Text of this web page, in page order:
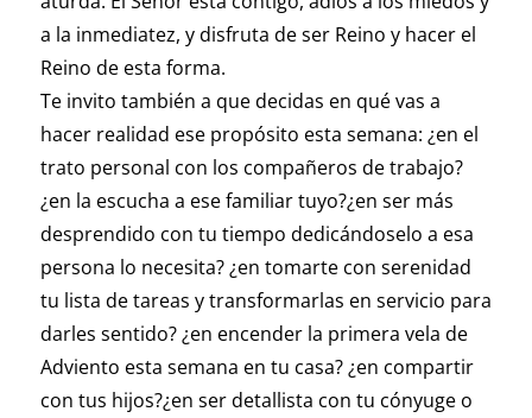
a la inmediatez, y disfruta de ser Reino y hacer el
Reino de esta forma.
Te invito también a que decidas en qué vas a
hacer realidad ese propósito esta semana: ¿en el
trato personal con los compañeros de trabajo?
¿en la escucha a ese familiar tuyo?¿en ser más
desprendido con tu tiempo dedicándoselo a esa
persona lo necesita? ¿en tomarte con serenidad
tu lista de tareas y transformarlas en servicio para
darles sentido? ¿en encender la primera vela de
Adviento esta semana en tu casa? ¿en compartir
con tus hijos?¿en ser detallista con tu cónyuge o